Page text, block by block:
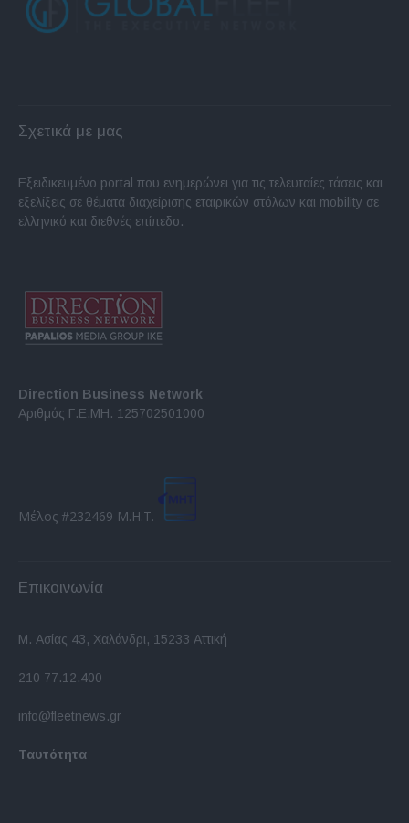
Σχετικά με μας
Εξειδικευμένο portal που ενημερώνει για τις τελευταίες τάσεις και
εξελίξεις σε θέματα διαχείρισης εταιρικών στόλων και mobility σε
ελληνικό και διεθνές επίπεδο.
Direction Business Network
Αριθμός Γ.Ε.ΜΗ. 125702501000
Μέλος #232469 Μ.Η.Τ.
Επικοινωνία
Μ. Ασίας 43, Χαλάνδρι, 15233 Αττική
210 77.12.400
info@fleetnews.gr
Ταυτότητα